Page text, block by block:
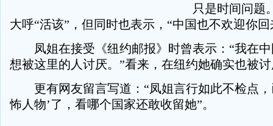
只是时间问题
大呼“活该”，但同时也表示，“中国也不欢迎你回
凤姐在接受《纽约邮报》时曾表示：“我在中
想被这里的人讨厌。”看来，在纽约她确实也被
更有网友留言写道：“凤姐言行如此不检点，
怖人物’了，看哪个国家还敢收留她”。